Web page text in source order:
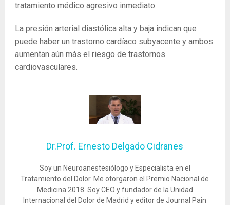
tratamiento médico agresivo inmediato.
La presión arterial diastólica alta y baja indican que
puede haber un trastorno cardíaco subyacente y ambos
aumentan aún más el riesgo de trastornos
cardiovasculares.
Dr.Prof. Ernesto Delgado Cidranes
Soy un Neuroanestesiólogo y Especialista en el
Tratamiento del Dolor. Me otorgaron el Premio Nacional de
Medicina 2018. Soy CEO y fundador de la Unidad
Internacional del Dolor de Madrid y editor de Journal Pain